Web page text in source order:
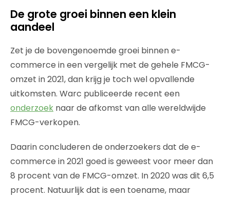
De grote groei binnen een klein
aandeel
Zet je de bovengenoemde groei binnen e-
commerce in een vergelijk met de gehele FMCG-
omzet in 2021, dan krijg je toch wel opvallende
uitkomsten. Warc publiceerde recent een
onderzoek naar de afkomst van alle wereldwijde
FMCG-verkopen.
Daarin concluderen de onderzoekers dat de e-
commerce in 2021 goed is geweest voor meer dan
8 procent van de FMCG-omzet. In 2020 was dit 6,5
procent. Natuurlijk dat is een toename, maar